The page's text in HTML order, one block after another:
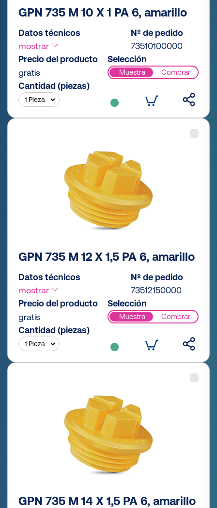
GPN 735 M 10 X 1 PA 6, amarillo
Datos técnicos
mostrar
Nº de pedido
73510100000
Precio del producto
gratis
Selección
Muestra Comprar
Cantidad (piezas)
GPN 735 M 12 X 1,5 PA 6, amarillo
Datos técnicos
mostrar
Nº de pedido
73512150000
Precio del producto
gratis
Selección
Muestra Comprar
Cantidad (piezas)
GPN 735 M 14 X 1,5 PA 6, amarillo